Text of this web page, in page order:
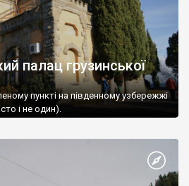
палац грузинської
пункті на південному узбережжі
і не один).